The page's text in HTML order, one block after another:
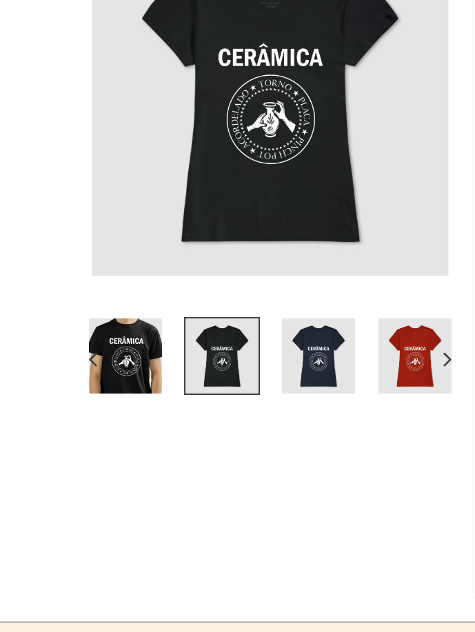
SLIDE
ANTERIOR